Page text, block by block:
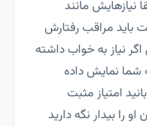
نیازهایش مانند
باید مراقب رفتارش
نیاز به خواب داشته
شما نمایش داده
امتیاز مثبت
را بیدار نگه دارید